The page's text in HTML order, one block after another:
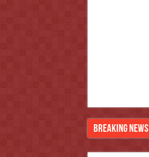
Breaking News